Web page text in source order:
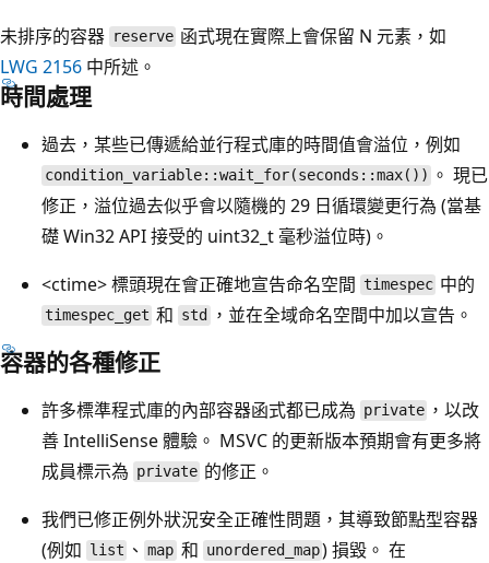
未排序的容器 reserve 函式現在實際上會保留 N 元素，如
LWG 2156 中所述。
時間處理
過去，某些已傳遞給並行程式庫的時間值會溢位，例如
condition_variable::wait_for(seconds::max()) 。 現已
修正，溢位過去似乎會以隨機的 29 日循環變更行為 (當基
礎 Win32 API 接受的 uint32_t 毫秒溢位時)。
<ctime> 標頭現在會正確地宣告命名空間 timespec 中的
timespec_get 和 std ，並在全域命名空間中加以宣告。
容器的各種修正
許多標準程式庫的內部容器函式都已成為 private ，以改
善 IntelliSense 體驗。 MSVC 的更新版本預期會有更多將
成員標示為 private 的修正。
我們已修正例外狀況安全正確性問題，其導致節點型容器
(例如 list 、map和 unordered_map) 損毀。 在